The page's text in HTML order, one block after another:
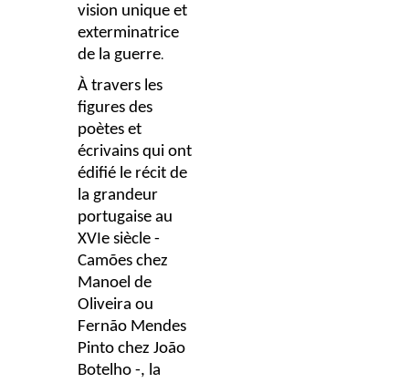
vision unique et
exterminatrice
de la guerre.
À travers les
figures des
poètes et
écrivains qui ont
édifié le récit de
la grandeur
portugaise au
XVIe siècle -
Camões chez
Manoel de
Oliveira ou
Fernão Mendes
Pinto chez João
Botelho -, la